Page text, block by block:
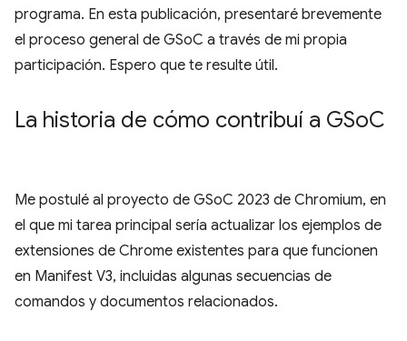
programa. En esta publicación, presentaré brevemente
el proceso general de GSoC a través de mi propia
participación. Espero que te resulte útil.
La historia de cómo contribuí a GSoC
Me postulé al proyecto de GSoC 2023 de Chromium, en
el que mi tarea principal sería actualizar los ejemplos de
extensiones de Chrome existentes para que funcionen
en Manifest V3, incluidas algunas secuencias de
comandos y documentos relacionados.